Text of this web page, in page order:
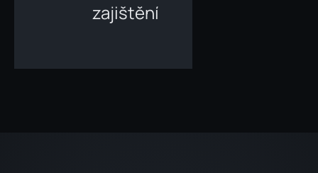
zajištění